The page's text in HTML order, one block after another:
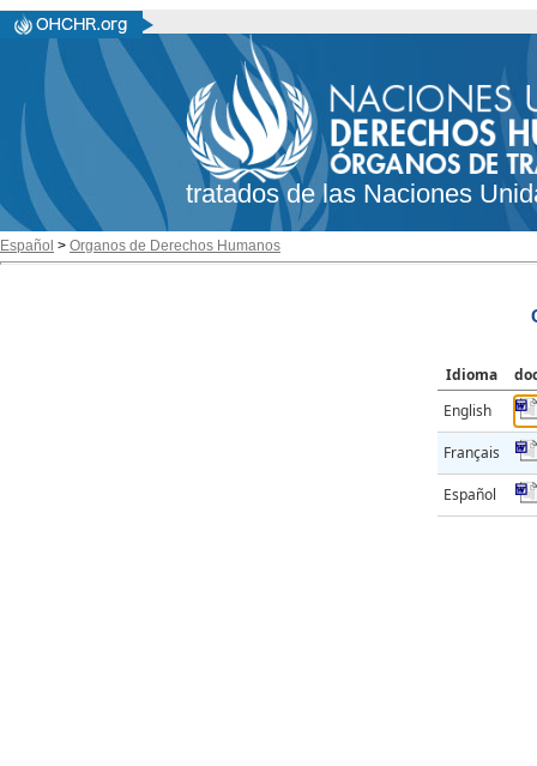
tratados de las Naciones
Español > Organos de Derechos Humanos
Idioma
English
Français
Español